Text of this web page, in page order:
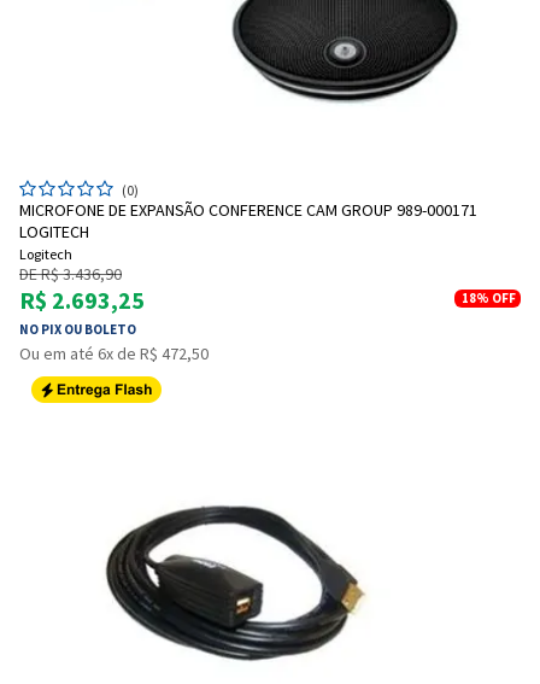
(0)
MICROFONE DE EXPANSÃO CONFERENCE CAM GROUP 989-000171
LOGITECH
Logitech
DE R$ 3.436,90
R$ 2.693,25
NO PIX OU BOLETO
18% OFF
Ou em até 6x de R$ 472,50